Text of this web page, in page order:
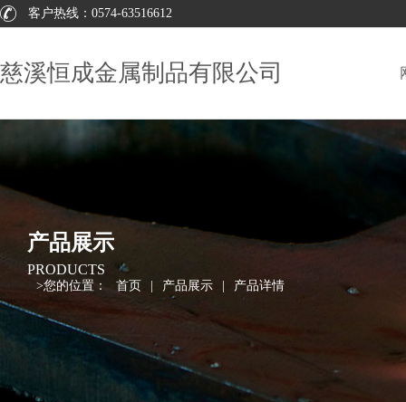
客户热线： 0574-63516612
慈溪恒成金属制品有限公司
产品展示
PRODUCTS
>您的位置： 首页 产品展示 产品详情